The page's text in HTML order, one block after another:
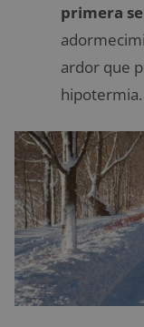
primera
ardor que
hipotermia.